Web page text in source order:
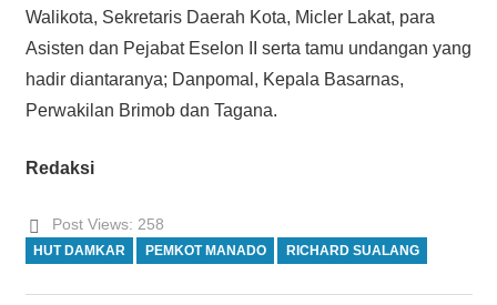
Walikota, Sekretaris Daerah Kota, Micler Lakat, para
Asisten dan Pejabat Eselon II serta tamu undangan yang
hadir diantaranya; Danpomal, Kepala Basarnas,
Perwakilan Brimob dan Tagana.
Redaksi
Post Views: 258
HUT DAMKAR PEMKOT MANADO RICHARD SUALANG